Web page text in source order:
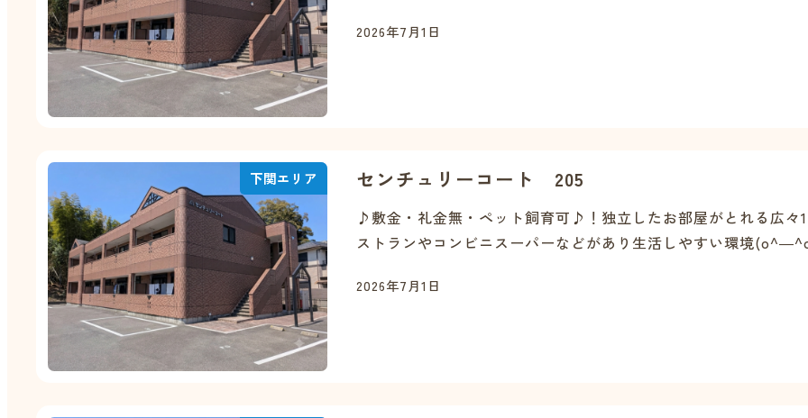
2026年7月1日
下関エリア センチュリーコート 205
♪敷金・礼金無・ペット飼育可♪！独立したお部屋がとれる広
ストランやコンビニスーパーなどがあり生活しやすい環境
2026年7月1日